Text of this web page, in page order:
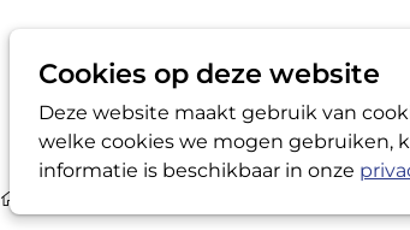
Cookies op deze website
Deze website maakt gebruik van
welke cookies we mogen gebruiken,
informatie is beschikbaar in onze